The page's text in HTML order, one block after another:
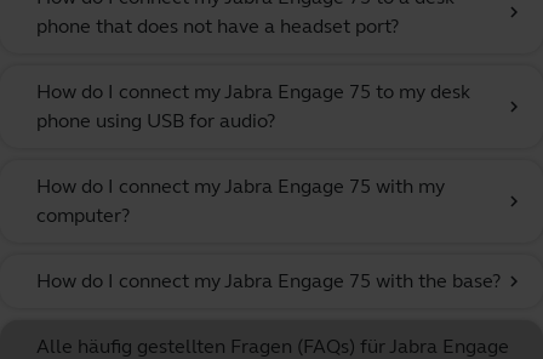
phone that does not have a headset port?
chevron_right
How do I connect my Jabra Engage 75 to my desk
phone using USB for audio?
chevron_right
How do I connect my Jabra Engage 75 with my
computer?
chevron_right
How do I connect my Jabra Engage 75 with the base? chevron_right
Alle häufig gestellten Fragen (FAQs) für Jabra Engage